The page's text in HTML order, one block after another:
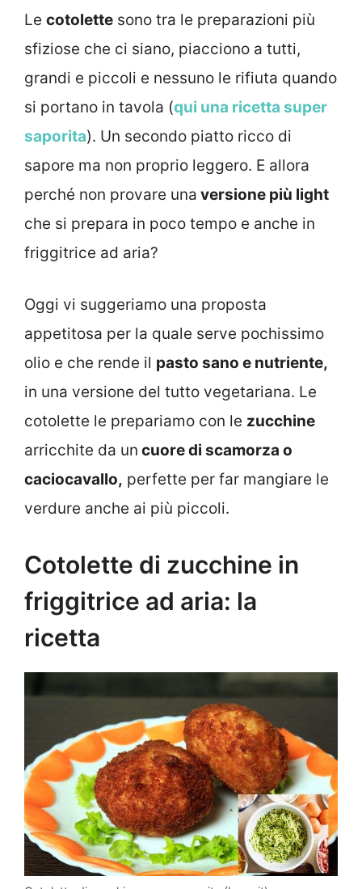
Le cotolette sono tra le preparazioni più
sfiziose che ci siano, piacciono a tutti,
grandi e piccoli e nessuno le rifiuta quando
si portano in tavola (qui una ricetta super
saporita). Un secondo piatto ricco di
sapore ma non proprio leggero. E allora
perché non provare una versione più light
che si prepara in poco tempo e anche in
friggitrice ad aria?
Oggi vi suggeriamo una proposta
appetitosa per la quale serve pochissimo
olio e che rende il pasto sano e nutriente,
in una versione del tutto vegetariana. Le
cotolette le prepariamo con le zucchine
arricchite da un cuore di scamorza o
caciocavallo, perfette per far mangiare le
verdure anche ai più piccoli.
Cotolette di zucchine in
friggitrice ad aria: la
ricetta